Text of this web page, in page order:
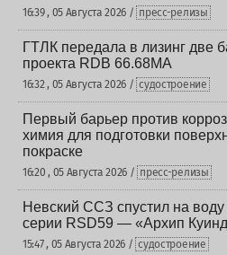
16:39 , 05 Августа 2026 / пресс-релизы
ГТЛК передала в лизинг две
проекта RDB 66.68МА
16:32 , 05 Августа 2026 / судостроение
Первый барьер против
химия для подготовки
покраске
16:20 , 05 Августа 2026 / пресс-релизы
Невский ССЗ спустил на воду
серии RSD59 — «Архип
15:47 , 05 Августа 2026 / судостроение